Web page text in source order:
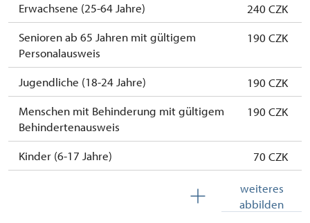
Erwachsene (25-64 Jahre)
240 CZK
Senioren ab 65 Jahren mit gültigem
Personalausweis
190 CZK
Jugendliche (18-24 Jahre)
190 CZK
Menschen mit Behinderung mit gültigem
Behindertenausweis
190 CZK
Kinder (6-17 Jahre)
70 CZK
kostenlos
kostenlos
weiteres
abbilden